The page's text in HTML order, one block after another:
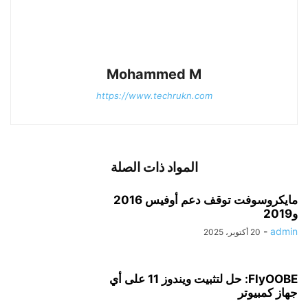
Mohammed M
https://www.techrukn.com
المواد ذات الصلة
مايكروسوفت توقف دعم أوفيس 2016
و2019
admin
- 20 أكتوبر، 2025
FlyOOBE: حل لتثبيت ويندوز 11 على أي
جهاز كمبيوتر